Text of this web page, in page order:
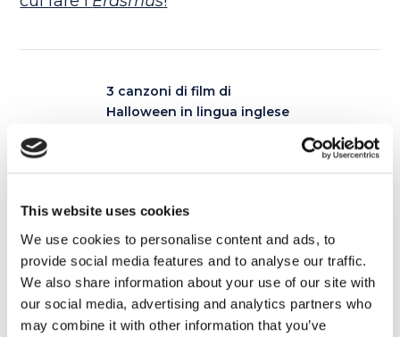
This website uses cookies
We use cookies to personalise content and ads, to
provide social media features and to analyse our traffic.
We also share information about your use of our site with
our social media, advertising and analytics partners who
may combine it with other information that you’ve
3 canzoni di film di
Halloween in lingua inglese
vogliono trovare lavoro a
Londra
2 OTTOBRE 2018